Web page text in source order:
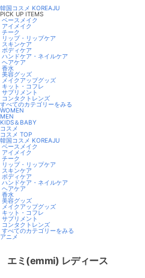
韓国コスメ KOREAJU
PICK UP ITEMS
ベースメイク
アイメイク
チーク
リップ・リップケア
スキンケア
ボディケア
ハンドケア・ネイルケア
ヘアケア
香水
美容グッズ
メイクアップグッズ
キット・コフレ
サプリメント
コンタクトレンズ
すべてのカテゴリーをみる
WOMEN
MEN
KIDS＆BABY
コスメ
コスメ TOP
韓国コスメ KOREAJU
ベースメイク
アイメイク
チーク
リップ・リップケア
スキンケア
ボディケア
ハンドケア・ネイルケア
ヘアケア
香水
美容グッズ
メイクアップグッズ
キット・コフレ
サプリメント
コンタクトレンズ
すべてのカテゴリーをみる
アニメ
エミ(emmi) レディース